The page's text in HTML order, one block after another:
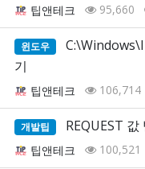
팁앤테크 95,660
윈도우
기
팁앤테크 106,714
개발팁 REQUEST
팁앤테크 100,521